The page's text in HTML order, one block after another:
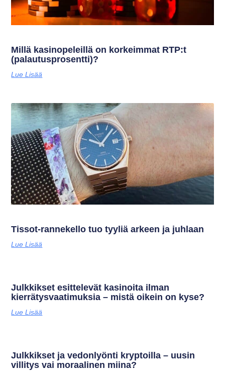
Millä kasinopeleillä on korkeimmat RTP:t
(palautusprosentti)?
Lue Lisää
Tissot-rannekello tuo tyyliä arkeen ja juhlaan
Lue Lisää
Julkkikset esittelevät kasinoita ilman
kierrätysvaatimuksia – mistä oikein on kyse?
Lue Lisää
Julkkikset ja vedonlyönti kryptoilla – uusin
villitys vai moraalinen miina?